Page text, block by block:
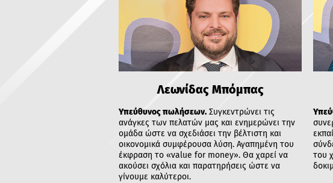
Λεωνίδας Μπόμπας
Υπεύθυνος πωλήσεων. Συγκεντρώνει τις
ανάγκες των πελατών μας και ενημερώνει την
ομάδα ώστε να σχεδιάσει την βέλτιστη και
οικονομικά συμφέρουσα λύση. Αγαπημένη του
έκφραση το «value for money». Θα χαρεί να
ακούσει σχόλια και παρατηρήσεις ώστε να
γίνουμε καλύτεροι.
του